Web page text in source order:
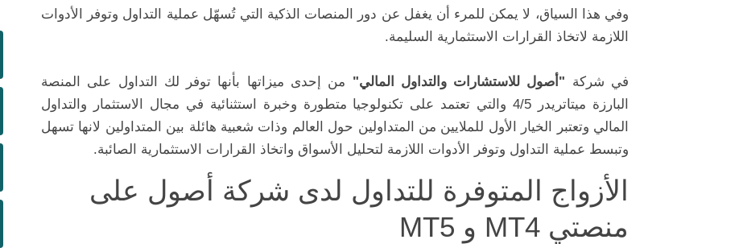
وفي هذا السياق، لا يمكن للمرء أن يغفل عن دور المنصات الذكية التي تُسهّل عملية التداول وتوفر الأدوات
اللازمة لاتخاذ القرارات الاستثمارية السليمة.
في شركة "أصول للاستشارات والتداول المالي" من إحدى ميزاتها بأنها توفر لك التداول على المنصة
البارزة ميتاتريدر 4/5 والتي تعتمد على تكنولوجيا متطورة وخبرة استثنائية في مجال الاستثمار والتداول
المالي وتعتبر الخيار الأول للملايين من المتداولين حول العالم وذات شعبية هائلة بين المتداولين لانها تسهل
وتبسط عملية التداول وتوفر الأدوات اللازمة لتحليل الأسواق واتخاذ القرارات الاستثمارية الصائبة.
الأزواج المتوفرة للتداول لدى شركة أصول على
منصتي MT4 و MT5